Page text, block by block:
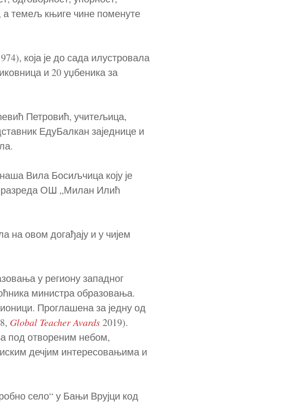
а темељ књиге чине поменуте
која је до сада илустровала
и 20 уџбеника за
Петровић, учитељица,
ЕдуБалкан заједнице и
Вила Босиљчица коју је
разреда ОШ „Милан Илић
на овом догађају и у чијем
у региону западног
министра образовања.
Проглашена за једну од
Global Teacher Avards2019).
под отвореним небом,
дечјим интересовањима и
село“ у Бањи Врујци код